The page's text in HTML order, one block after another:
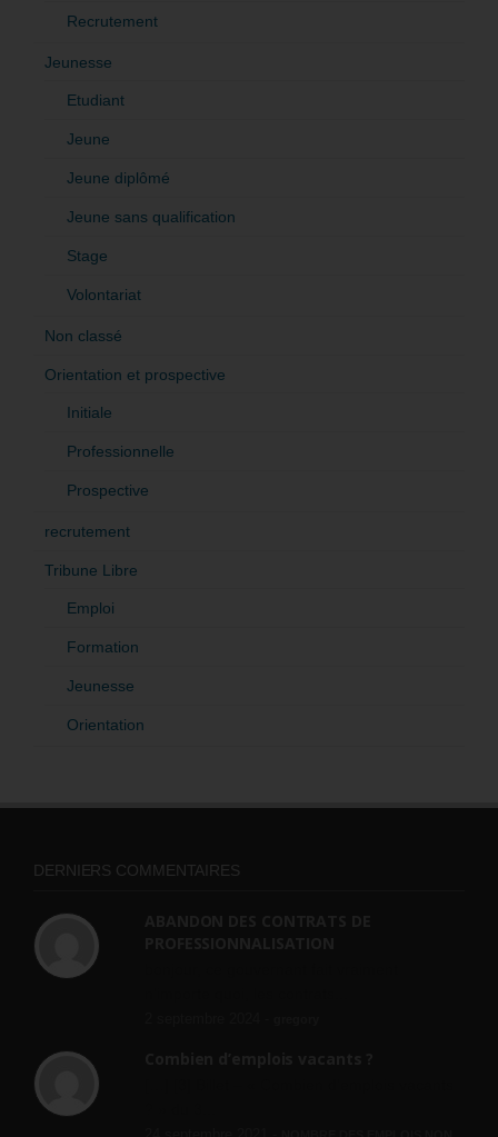
Recrutement
Jeunesse
Etudiant
Jeune
Jeune diplômé
Jeune sans qualification
Stage
Volontariat
Non classé
Orientation et prospective
Initiale
Professionnelle
Prospective
recrutement
Tribune Libre
Emploi
Formation
Jeunesse
Orientation
DERNIERS COMMENTAIRES